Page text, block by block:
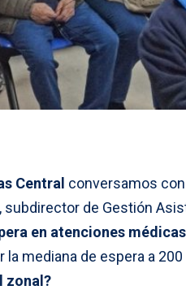
Central conversamos con
subdirector de Gestión
en atenciones médicas
la mediana de espera a
zonal?